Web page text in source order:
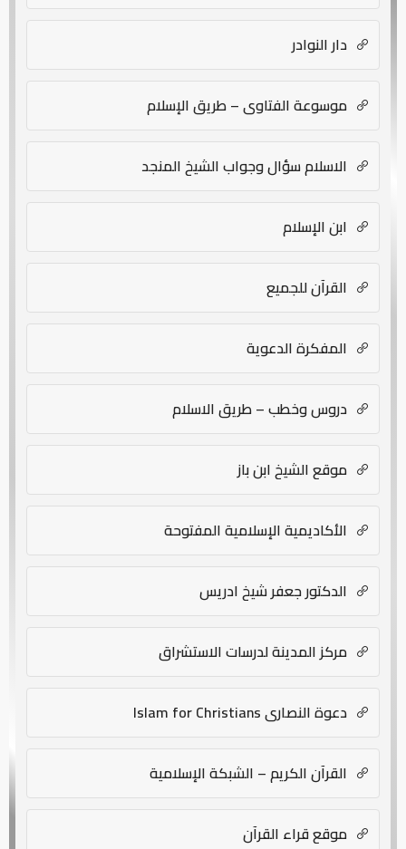
دار النوادر
موسوعة الفتاوى – طريق الإسلام
الاسلام سؤال وجواب الشيخ المنجد
ابن الإسلام
القرآن للجميع
المفكرة الدعوية
دروس وخطب – طريق الاسلام
موقع الشيخ ابن باز
الأكاديمية الإسلامية المفتوحة
الدكتور جعفر شيخ ادريس
مركز المدينة لدرسات الاستشراق
دعوة النصارى Islam for Christians
القرآن الكريم – الشبكة الإسلامية
موقع قراء القرآن